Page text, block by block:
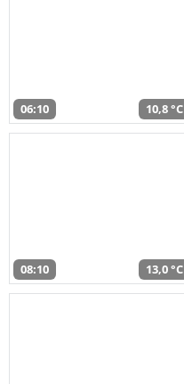
06:10 10,8 °C
08:10 13,0 °C